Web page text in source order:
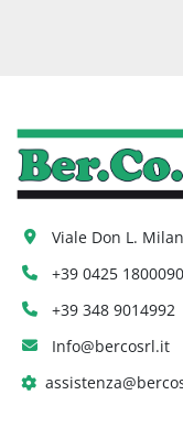
Viale Don L.
+39 0425 1800090
+39 348 9014992
Info@bercosrl.it